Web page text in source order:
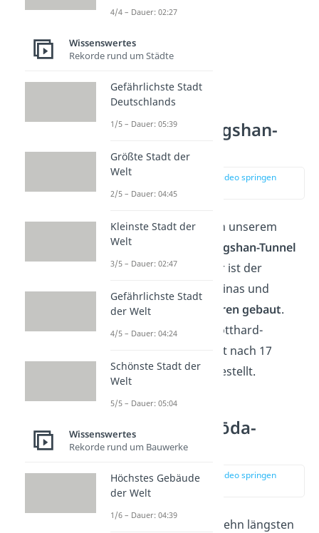
Platz 9: Taihangshan-
Tunnel
zur Stelle im Video springen
(00:37)
Der vorletzte Tunnel in unserem
Ranking ist der
Taihangshan-Tunnel
mit 27,8 Kilometern. Er ist der
drittlängste Tunnel Chinas und
wurdein nur zwei Jahren gebaut.
Zum Vergleich: Der Gotthard-
Basistunnel wurde erst nach 17
Jahren Bauzeit fertiggestellt.
Platz 10: Hakkōda-
Tunnel
zur Stelle im Video springen
Den letzten Platz der zehn längsten
4/4 – Dauer: 02:27
Wissenswertes
Rekorde rund um Städte
Gefährlichste Stadt
Deutschlands
1/5 – Dauer: 05:39
Größte Stadt der
Welt
2/5 – Dauer: 04:45
Kleinste Stadt der
Welt
3/5 – Dauer: 02:47
Gefährlichste Stadt
der Welt
4/5 – Dauer: 04:24
Schönste Stadt der
Welt
5/5 – Dauer: 05:04
Wissenswertes
Rekorde rund um Bauwerke
Höchstes Gebäude
der Welt
1/6 – Dauer: 04:39